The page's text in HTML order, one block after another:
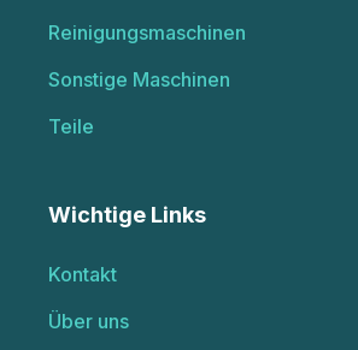
Reinigungsmaschinen
Sonstige Maschinen
Teile
Wichtige Links
Kontakt
Über uns